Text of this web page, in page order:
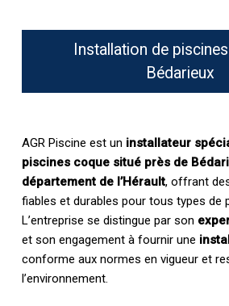
Installation de
Bédarieux
AGR Piscine est un installateur
piscines coque situé près de
département de l’Hérault, offrant
fiables et durables pour tous types de
L’entreprise se distingue par son
et son engagement à fournir une
conforme aux normes en vigueur et
l’environnement.